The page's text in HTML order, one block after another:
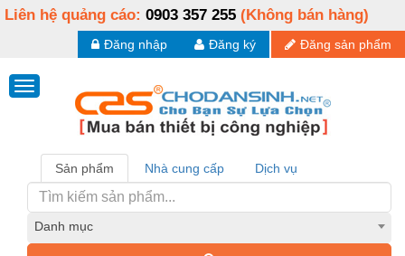
Liên hệ quảng cáo: 0903 357 255 (Không bán hàng)
Đăng sản phẩm
Đăng ký
Đăng nhập
Sản phẩm Nhà cung cấp Dịch vụ
Danh mục